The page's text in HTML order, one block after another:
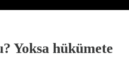
Yoksa hükümete